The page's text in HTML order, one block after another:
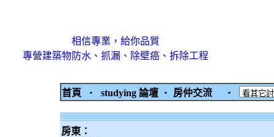
相信專業，給你品質
專營建築物防水、抓漏、除壁癌、拆除工程
首頁 ‧ studying 論壇 ‧ 房仲交流 ‧
房東：